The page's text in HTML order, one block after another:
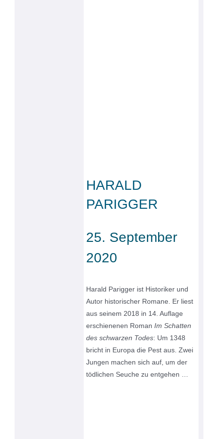
HARALD
PARIGGER
25. September
2020
Harald Parigger ist Historiker und
Autor historischer Romane. Er liest
aus seinem 2018 in 14. Auflage
erschienenen RomanIm Schatten
des schwarzen Todes: Um 1348
bricht in Europa die Pest aus. Zwei
Jungen machen sich auf, um der
tödlichen Seuche zu entgehen …